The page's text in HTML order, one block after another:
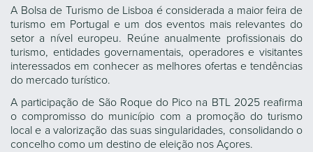
A Bolsa de Turismo de Lisboa é considerada a maior feira de
turismo em Portugal e um dos eventos mais relevantes do
setor a nível europeu. Reúne anualmente profissionais do
turismo, entidades governamentais, operadores e visitantes
interessados em conhecer as melhores ofertas e tendências
do mercado turístico.
A participação de São Roque do Pico na BTL 2025 reafirma
o compromisso do município com a promoção do turismo
local e a valorização das suas singularidades, consolidando o
concelho como um destino de eleição nos Açores.